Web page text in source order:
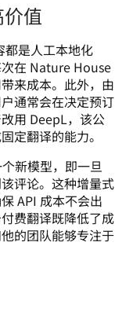
值
都是人工本地化
在 Nature House
来成本。此外，由
通常会在决定预订
用 DeepL，该公
定翻译的能力。
新模型，即一旦
评论。这种增量式
API 成本不会出
费翻译既降低了成
的团队能够专注于